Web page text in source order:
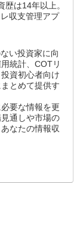
は14年以上。
収支管理アプ
い投資家に向
統計、COTリ
資初心者向け
とめて提供す
要な情報を更
通しや市場の
なたの情報収